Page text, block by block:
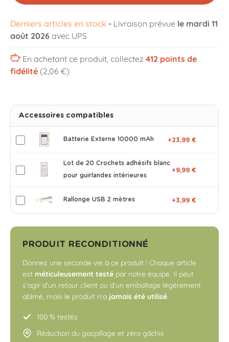
Derniers articles en stock - Livraison prévue le mardi 11
août 2026 avec UPS
En achetant ce produit, collectez 412 points de
fidélité (2,06 €)
Accessoires compatibles
Batterie Externe 10000 mAh +23,99 €
Lot de 20 Crochets adhésifs blanc
pour guirlandes intérieures
+9,99 €
Rallonge USB 2 mètres +3,99 €
PRODUIT RECONDITIONNÉ
Donnez une seconde vie à ce produit ! Chaque article
est méticuleusement testé par notre équipe. Il peut
s’agir d’un retour client ou d’un emballage légèrement
abîmé, mais le produit n’a jamais été utilisé.
100 % testés
Réduction du gaspillage et zéro gâchis